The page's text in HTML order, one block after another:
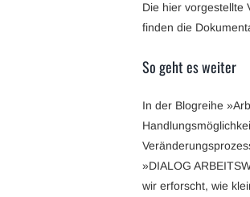
Die hier vorgestellte
finden die
So geht es weiter
In der Blogreihe
»DIALOG
wir erforscht, wie